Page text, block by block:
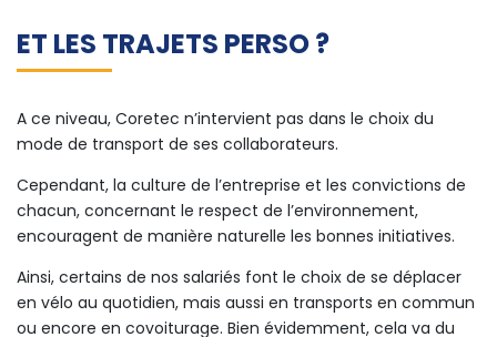
ET LES TRAJETS PERSO ?
A ce niveau, Coretec n’intervient pas dans le choix du
mode de transport de ses collaborateurs.
Cependant, la culture de l’entreprise et les convictions de
chacun, concernant le respect de l’environnement,
encouragent de manière naturelle les bonnes initiatives.
Ainsi, certains de nos salariés font le choix de se déplacer
en vélo au quotidien, mais aussi en transports en commun
ou encore en covoiturage. Bien évidemment, cela va du